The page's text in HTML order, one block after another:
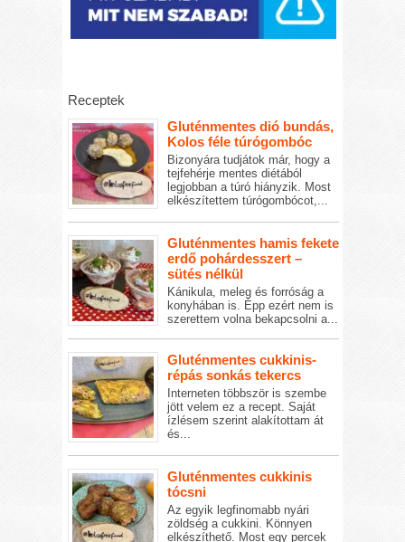
Receptek
Gluténmentes dió bundás,
Kolos féle túrógombóc
Bizonyára tudjátok már, hogy a
tejfehérje mentes diétából
legjobban a túró hiányzik. Most
elkészítettem túrógombócot,...
Gluténmentes hamis fekete
erdő pohárdesszert –
sütés nélkül
Kánikula, meleg és forróság a
konyhában is. Épp ezért nem is
szerettem volna bekapcsolni a...
Gluténmentes cukkinis-
répás sonkás tekercs
Interneten többször is szembe
jött velem ez a recept. Saját
ízlésem szerint alakítottam át
és...
Gluténmentes cukkinis
tócsni
Az egyik legfinomabb nyári
zöldség a cukkini. Könnyen
elkészíthető. Most egy percek